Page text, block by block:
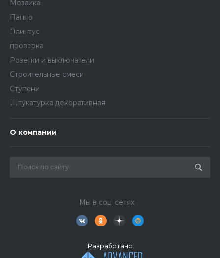
Мозаика
Панно
Плинтус
проверка
Розетки и выключатели
Строительные смеси
Ступени
Штукатурка декоративная
О компании
Мы в соц. сетях
Разработано